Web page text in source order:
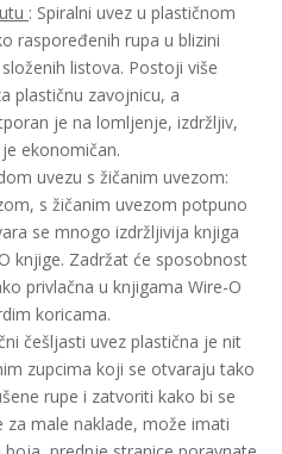
: Spiralni uvez u plastičnom
raspoređenih rupa u blizini
listova. Postoji više
plastičnu zavojnicu, a
je na lomljenje, izdržljiv,
ekonomičan.
uvezu s žičanim uvezom:
s žičanim uvezom potpuno
se mnogo izdržljivija knjiga
knjige. Zadržat će sposobnost
privlačna u knjigama Wire-O
koricama.
češljasti uvez plastična je nit
zupcima koji se otvaraju tako
rupe i zatvoriti kako bi se
za male naklade, može imati